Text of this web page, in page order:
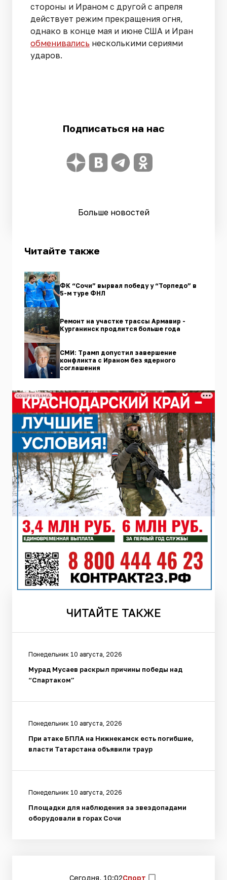
стороны и Ираном с другой с апреля
действует режим прекращения огня,
однако в конце мая и июне США и Иран
обменивались несколькими сериями
ударов.
Подписаться на нас
Больше новостей
Читайте также
ФК “Сочи” вырвал победу у “Торпедо” в
5-м туре ФНЛ
Ремонт на участке трассы Армавир -
Курганинск продлится больше года
СМИ: Трамп допустил завершение
конфликта с Ираном без ядерного
соглашения
СОЦРЕКЛАМА
ЧИТАЙТЕ ТАКЖЕ
Понедельник 10 августа, 2026
Мурад Мусаев раскрыл причины победы над
“Спартаком”
Понедельник 10 августа, 2026
При атаке БПЛА на Нижнекамск есть погибшие,
власти Татарстана объявили траур
Понедельник 10 августа, 2026
Площадки для наблюдения за звездопадами
оборудовали в горах Сочи
Сегодня, 10:02Спорт